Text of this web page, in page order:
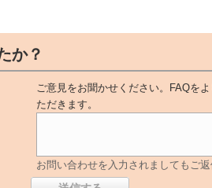
か？
ご意見をお聞かせください。FAQを
ただきます。
お問い合わせを入力されましてもご